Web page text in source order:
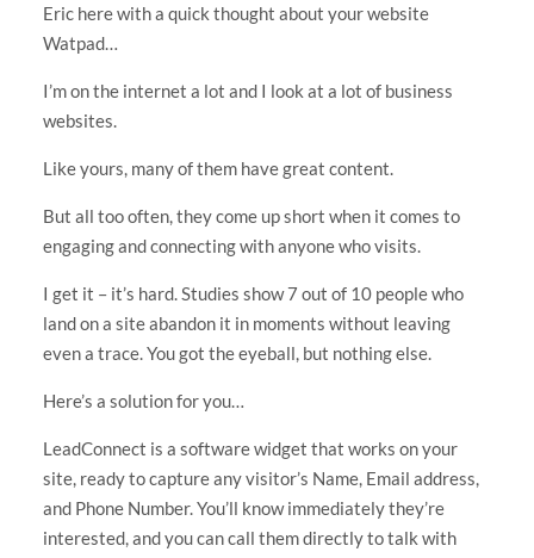
Eric here with a quick thought about your website
Watpad…
I’m on the internet a lot and I look at a lot of business
websites.
Like yours, many of them have great content.
But all too often, they come up short when it comes to
engaging and connecting with anyone who visits.
I get it – it’s hard. Studies show 7 out of 10 people who
land on a site abandon it in moments without leaving
even a trace. You got the eyeball, but nothing else.
Here’s a solution for you…
LeadConnect is a software widget that works on your
site, ready to capture any visitor’s Name, Email address,
and Phone Number. You’ll know immediately they’re
interested, and you can call them directly to talk with